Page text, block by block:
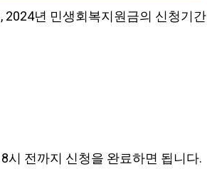
2024년 민생회복지원금의 신청기간
시 전까지 신청을 완료하면 됩니다.